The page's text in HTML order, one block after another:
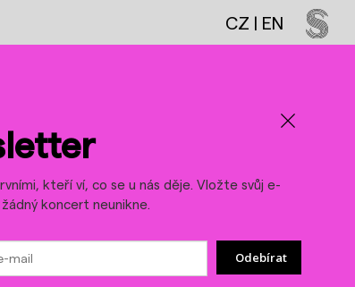
CZ | EN
Threads
kteří ví, co se u nás děje. Vložte svůj e-
koncert neunikne.
Odebírat